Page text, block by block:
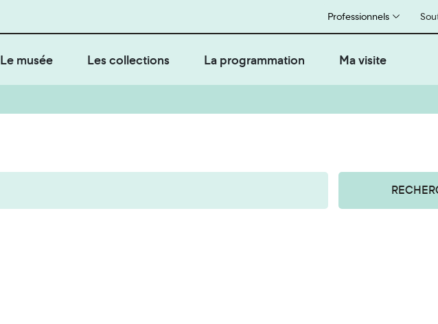
Professionnels
Le musée Les collections La programmation Ma visite